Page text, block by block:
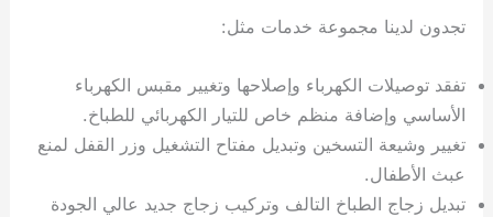
تجدون لدينا مجموعة خدمات مثل:
تفقد توصيلات الكهرباء وإصلاحها وتغيير مقبس الكهرباء
الأساسي وإضافة منظم خاص للتيار الكهربائي للطباخ.
تغيير وشيعة التسخين وتبديل مفتاح التشغيل وزر القفل لمنع
عبث الأطفال.
تبديل زجاج الطباخ التالف وتركيب زجاج جديد عالي الجودة